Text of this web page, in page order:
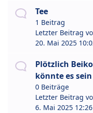
Tee
1 Beitrag
Letzter Beitrag
20. Mai 2025
Plötzlich
könnte es sein
0 Beiträge
Letzter Beitrag
6. Mai 2025 12:26